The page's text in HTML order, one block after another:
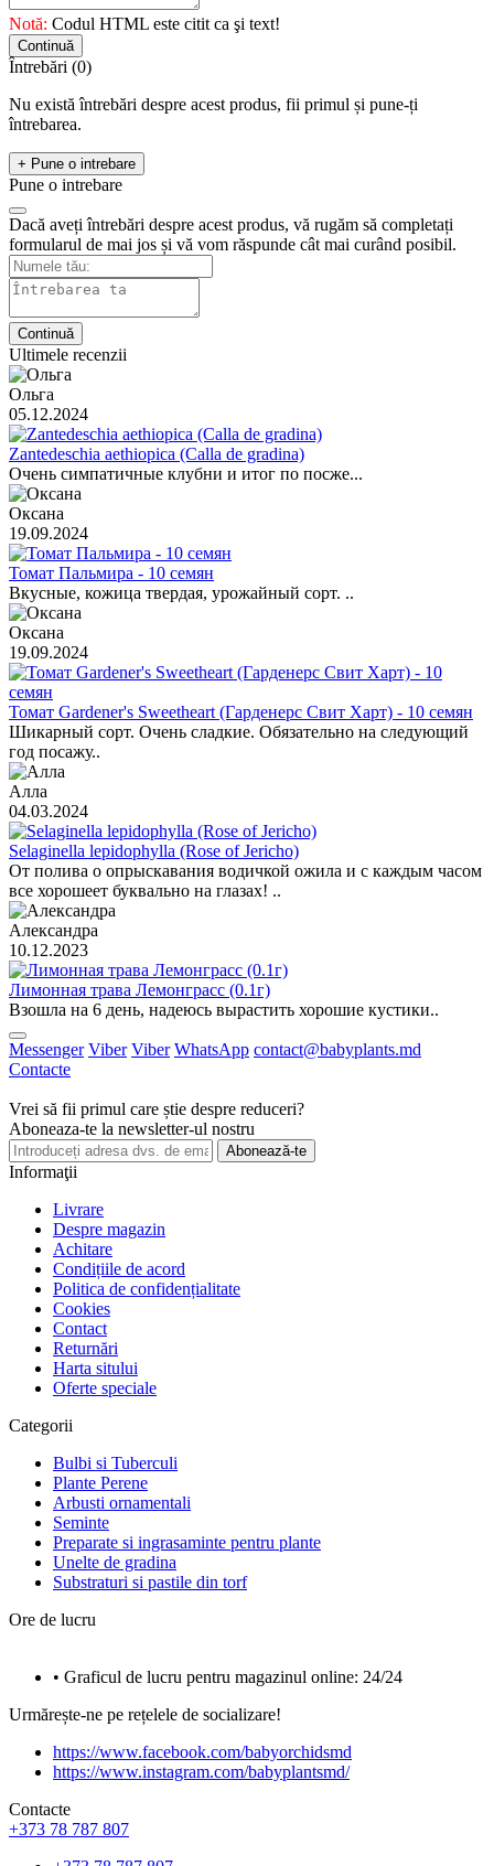
Notă: Codul HTML este citit ca şi text!
Continuă
Întrebări (0)
Nu există întrebări despre acest produs, fii primul și pune-ți
întrebarea.
+ Pune o intrebare
Pune o intrebare
Dacă aveți întrebări despre acest produs, vă rugăm să completați
formularul de mai jos și vă vom răspunde cât mai curând posibil.
Continuă
Ultimele recenzii
Ольга
05.12.2024
Zantedeschia aethiopica (Calla de gradina)
Очень симпатичные клубни и итог по посже...
Оксана
19.09.2024
Томат Пальмира - 10 семян
Вкусные, кожица твердая, урожайный сорт. ..
Оксана
19.09.2024
Томат Gardener's Sweetheart (Гарденерс Свит Харт) - 10 семян
Шикарный сорт. Очень сладкие. Обязательно на следующий
год посажу..
Алла
04.03.2024
Selaginella lepidophylla (Rose of Jericho)
От полива о опрыскавания водичкой ожила и с каждым часом
все хорошеет буквально на глазах! ..
Александра
10.12.2023
Лимонная трава Лемонграсс (0.1г)
Взошла на 6 день, надеюсь вырастить хорошие кустики..
Messenger Viber Viber WhatsApp contact@babyplants.md
Contacte
Vrei să fii primul care știe despre reduceri?
Aboneaza-te la newsletter-ul nostru
Abonează-te
Informaţii
Livrare
Despre magazin
Achitare
Condițiile de acord
Politica de confidențialitate
Cookies
Contact
Returnări
Harta sitului
Oferte speciale
Categorii
Bulbi si Tuberculi
Plante Perene
Arbusti ornamentali
Seminte
Preparate si ingrasaminte pentru plante
Unelte de gradina
Substraturi si pastile din torf
Ore de lucru
• Graficul de lucru pentru magazinul online: 24/24
Urmărește-ne pe rețelele de socializare!
https://www.facebook.com/babyorchidsmd
https://www.instagram.com/babyplantsmd/
Contacte
+373 78 787 807